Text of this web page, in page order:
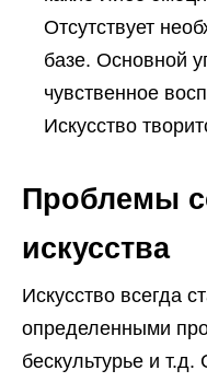
Отсутствует
базе. Основной
чувственное
Искусство
Проблемы
искусства
Искусство всегда
определенными
бескультурье и